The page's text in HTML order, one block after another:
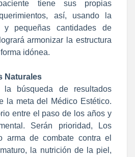
tiene sus propias
así, usando la
y pequeñas cantidades de
armonizar la estructura
idónea.
Naturales
búsqueda de resultados
la meta del Médico Estético.
entre el paso de los años y
Serán prioridad, Los
arma de combate contra el
la nutrición de la piel,